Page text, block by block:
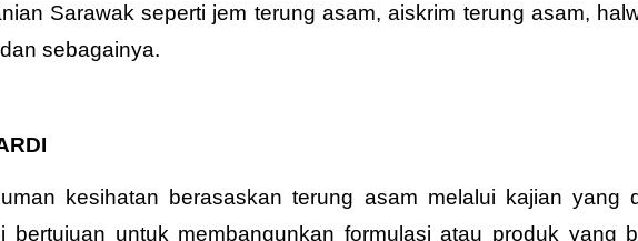
Sarawak seperti jem terung asam, aiskrim terung asam,
sebagainya.
kesihatan berasaskan terung asam melalui kajian yang
untuk membangunkan formulasi atau produk yang